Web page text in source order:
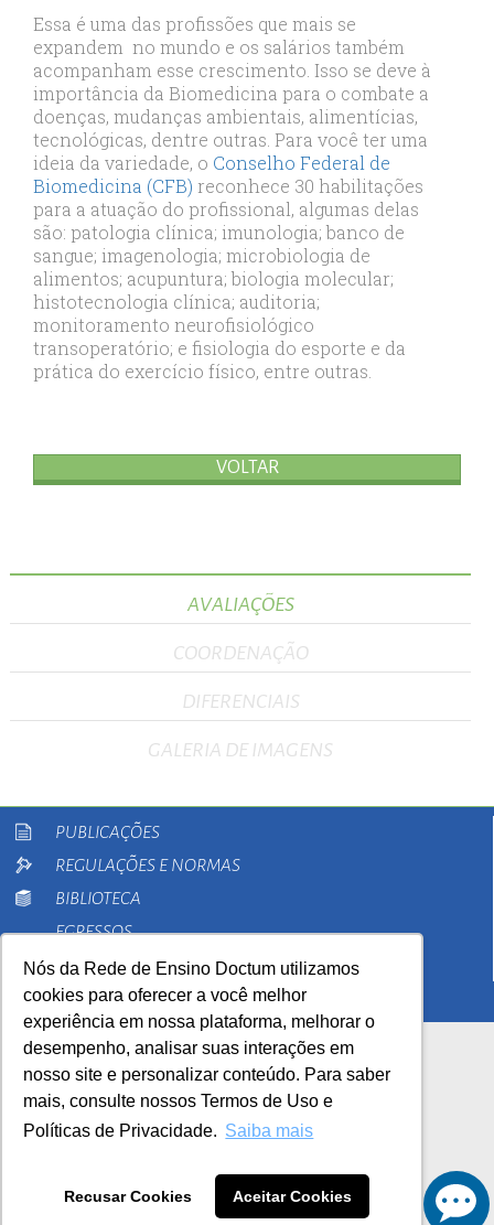
Nós da Rede de Ensino Doctum utilizamos
cookies para oferecer a você melhor
experiência em nossa plataforma, melhorar o
desempenho, analisar suas interações em
nosso site e personalizar conteúdo. Para saber
mais, consulte nossos Termos de Uso e
Políticas de Privacidade. Saiba mais
Recusar Cookies Aceitar Cookies
Essa é uma das profissões que mais se
expandem no mundo e os salários também
acompanham esse crescimento. Isso se deve à
importância da Biomedicina para o combate a
doenças, mudanças ambientais, alimentícias,
tecnológicas, dentre outras. Para você ter uma
ideia da variedade, o Conselho Federal de
Biomedicina (CFB) reconhece 30 habilitações
para a atuação do profissional, algumas delas
são: patologia clínica; imunologia; banco de
sangue; imagenologia; microbiologia de
alimentos; acupuntura; biologia molecular;
histotecnologia clínica; auditoria;
monitoramento neurofisiológico
transoperatório; e fisiologia do esporte e da
prática do exercício físico, entre outras.
VOLTAR
AVALIAÇÕES
COORDENAÇÃO
DIFERENCIAIS
GALERIA DE IMAGENS
PUBLICAÇÕES
REGULAÇÕES E NORMAS
BIBLIOTECA
EGRESSOS
PESQUISA
EXTENSÃO
AutoAvaliação Institucional
0800 033 1100